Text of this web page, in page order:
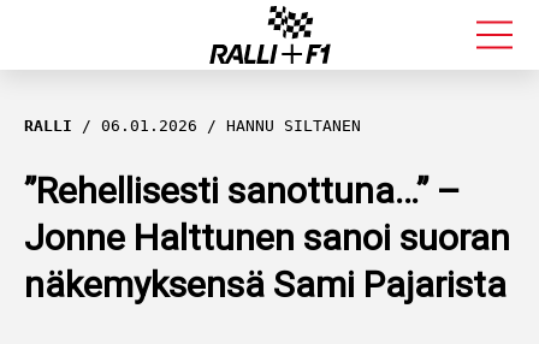
FORMULA 1
RALLI
KALLE ROVANPERÄ
VALTTERI BOTTAS
RALLI 06.01.2026 HANNU SILTANEN
”Rehellisesti sanottuna…” –
Jonne Halttunen sanoi suoran
näkemyksensä Sami Pajarista